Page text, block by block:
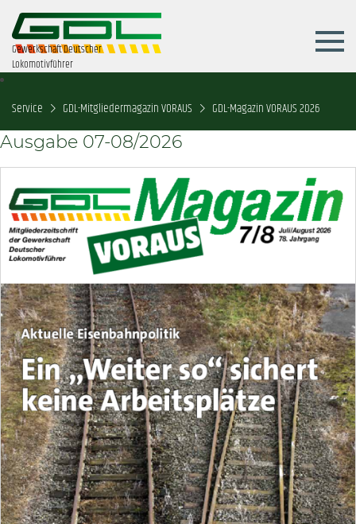
Gewerkschaft Deutscher
Lokomotivführer
Service GDL-Mitgliedermagazin VORAUS GDL-Magazin VORAUS 2026
Ausgabe 07-08/2026